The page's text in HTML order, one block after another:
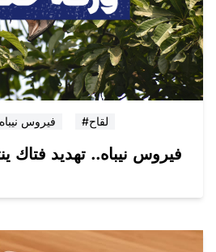
#فيروس نيباه #لقاح
فيروس نيباه.. تهديد فتاك